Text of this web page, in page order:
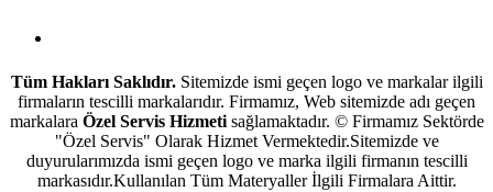
Tüm Hakları Saklıdır. Sitemizde ismi geçen logo ve markalar ilgili
firmaların tescilli markalarıdır. Firmamız, Web sitemizde adı geçen
markalara Özel Servis Hizmetisağlamaktadır. © Firmamız Sektörde
"Özel Servis" Olarak Hizmet Vermektedir.Sitemizde ve
duyurularımızda ismi geçen logo ve marka ilgili firmanın tescilli
markasıdır.Kullanılan Tüm Materyaller İlgili Firmalara Aittir.